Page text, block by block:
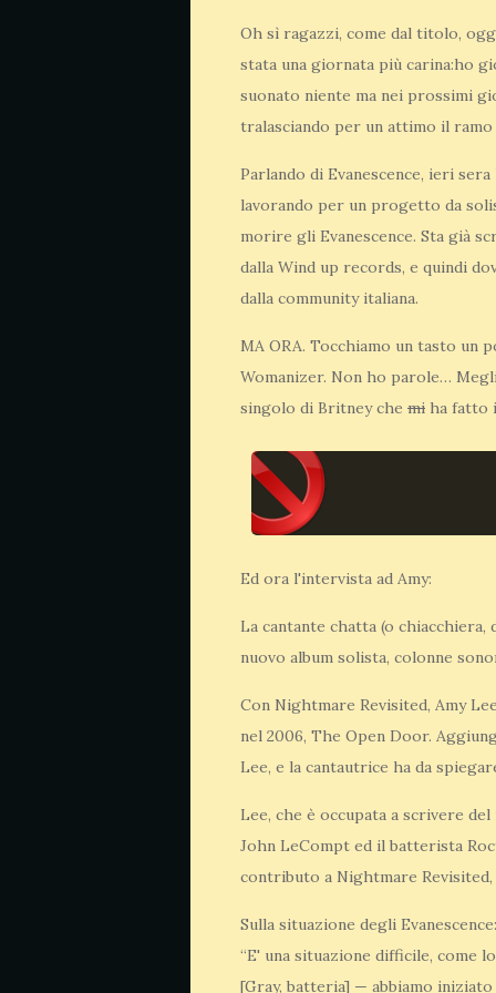
Oh sì ragazzi, come dal titolo,
stata una giornata più carina:ho
suonato niente ma nei prossimi
tralasciando per un attimo il
Parlando di Evanescence, ieri
lavorando per un progetto da
morire gli Evanescence. Sta già
dalla Wind up records, e quindi
dalla community italiana.
MA ORA. Tocchiamo un tasto un
Womanizer. Non ho parole…
singolo di Britney che mi ha fatto
Ed ora l'intervista ad Amy:
La cantante chatta (o
nuovo album solista, colonne
Con Nightmare Revisited, Amy
nel 2006, The Open Door.
Lee, e la cantautrice ha da
Lee, che è occupata a scrivere
John LeCompt ed il batterista
contributo a Nightmare
Sulla situazione degli Evanescence:
“E' una situazione difficile, come
[Gray, batteria] — abbiamo